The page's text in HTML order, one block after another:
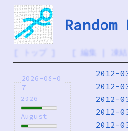
Random
トップ 編集 凍結
2026-08-0
7
2026
August
2012-
2012-
2012-
2012-
2012-